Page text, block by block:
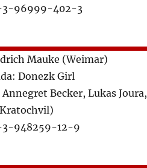
3-96999-402-3
Mauke (Weimar)
Donezk Girl
Becker, Lukas Joura,
3-948259-12-9